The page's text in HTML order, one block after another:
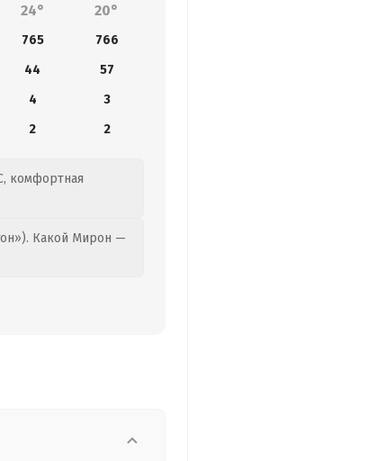
24° 20°
765
766
44
57
4
3
2 2
комфортная
Какой Мирон —